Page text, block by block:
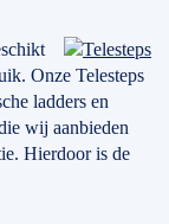
Onze Telesteps
ladders en
wij aanbieden
Hierdoor is de